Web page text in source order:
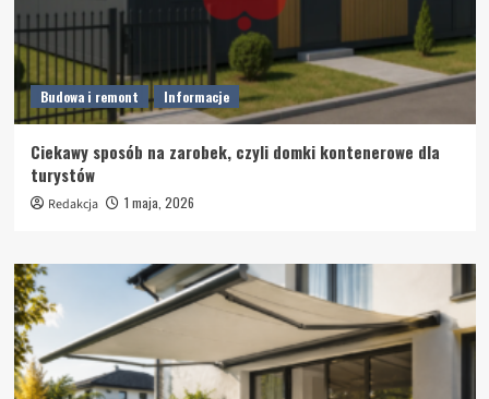
Budowa i remont Informacje
Ciekawy sposób na zarobek, czyli domki kontenerowe dla
turystów
Redakcja 1 maja, 2026